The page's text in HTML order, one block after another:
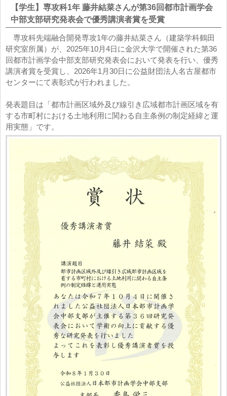
【学生】専攻科1年 藤井結菜さんが第36回都市計画学会
中部支部研究発表会で優秀講演者賞を受賞
専攻科先端融合開発専攻1年の藤井結菜さん（建築学科鶴田
研究室所属）が、2025年10月4日に金沢大学で開催された第36
回都市計画学会中部支部研究発表会において発表を行い、優秀
講演者賞を受賞し、2026年1月30日に公益財団法人名古屋都市
センターにて表彰式が行われました。
発表題目は「都市計画区域外及び線引き広域都市計画区域を有
する市町村における土地利用に関わる自主条例の制定経緯と運
用実態」です。